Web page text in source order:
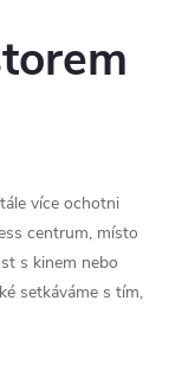
více ochotni
centrum, místo
s kinem nebo
setkáváme s tím,